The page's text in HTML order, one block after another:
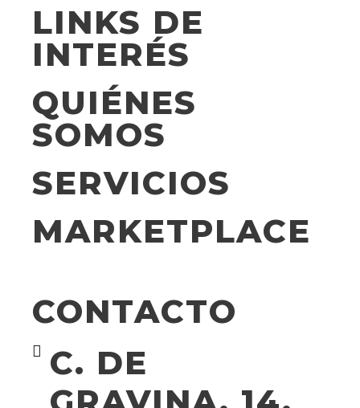
LINKS DE
INTERÉS
QUIÉNES
SOMOS
SERVICIOS
MARKETPLACE
CONTACTO
C. DE